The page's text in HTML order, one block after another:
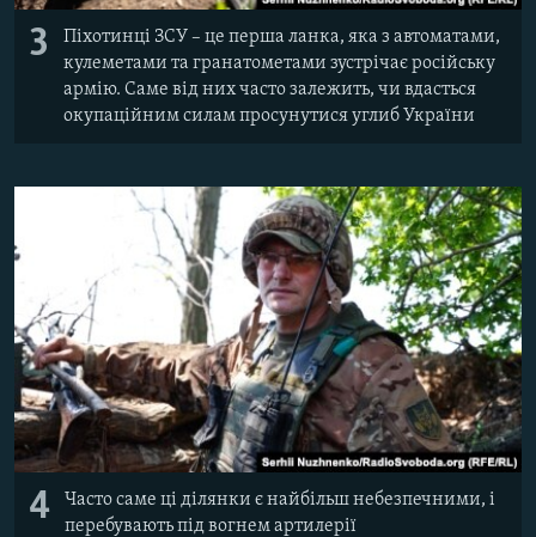
3
Піхотинці ЗСУ – це перша ланка, яка з автоматами,
кулеметами та гранатометами зустрічає російську
армію. Саме від них часто залежить, чи вдасться
окупаційним силам просунутися углиб України
4
Часто саме ці ділянки є найбільш небезпечними, і
перебувають під вогнем артилерії